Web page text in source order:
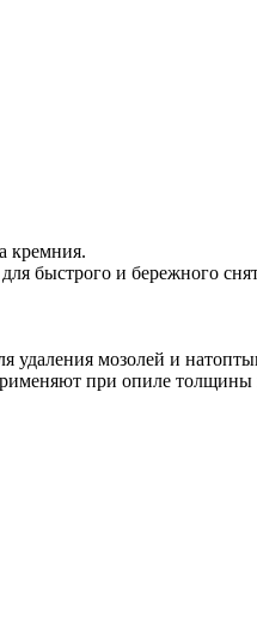
кремния.
быстрого и бережного
удаления мозолей и
при опиле толщины